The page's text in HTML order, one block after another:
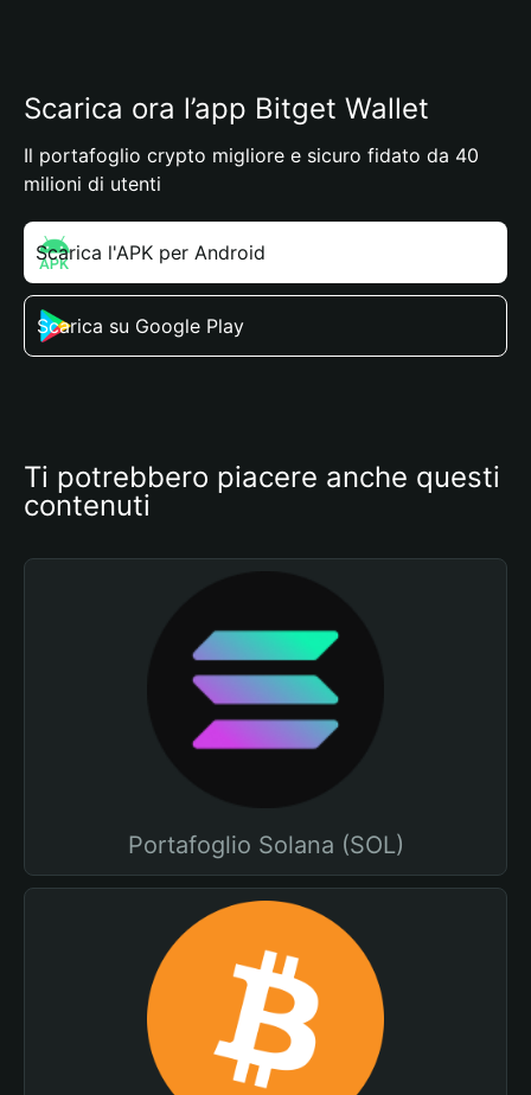
Scarica ora l’app Bitget Wallet
Il portafoglio crypto migliore e sicuro fidato da 40
milioni di utenti
Scarica l'APK per Android
Scarica su Google Play
Ti potrebbero piacere anche questi
contenuti
Portafoglio Solana (SOL)